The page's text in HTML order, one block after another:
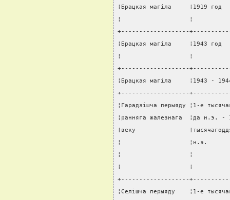
¦Брацкая магiла     ¦1919
¦                   ¦
+-------------------
¦Брацкая магiла     ¦1943
¦                   ¦
+-------------------
¦Брацкая магiла     ¦1943 -
+-------------------
¦Гарадзiшча перыяду ¦1-е
¦ранняга жалезнага  ¦да
¦веку
¦                   ¦н.э.
¦                   ¦
¦                   ¦
+-------------------
¦Селiшча перыяду    ¦1-е